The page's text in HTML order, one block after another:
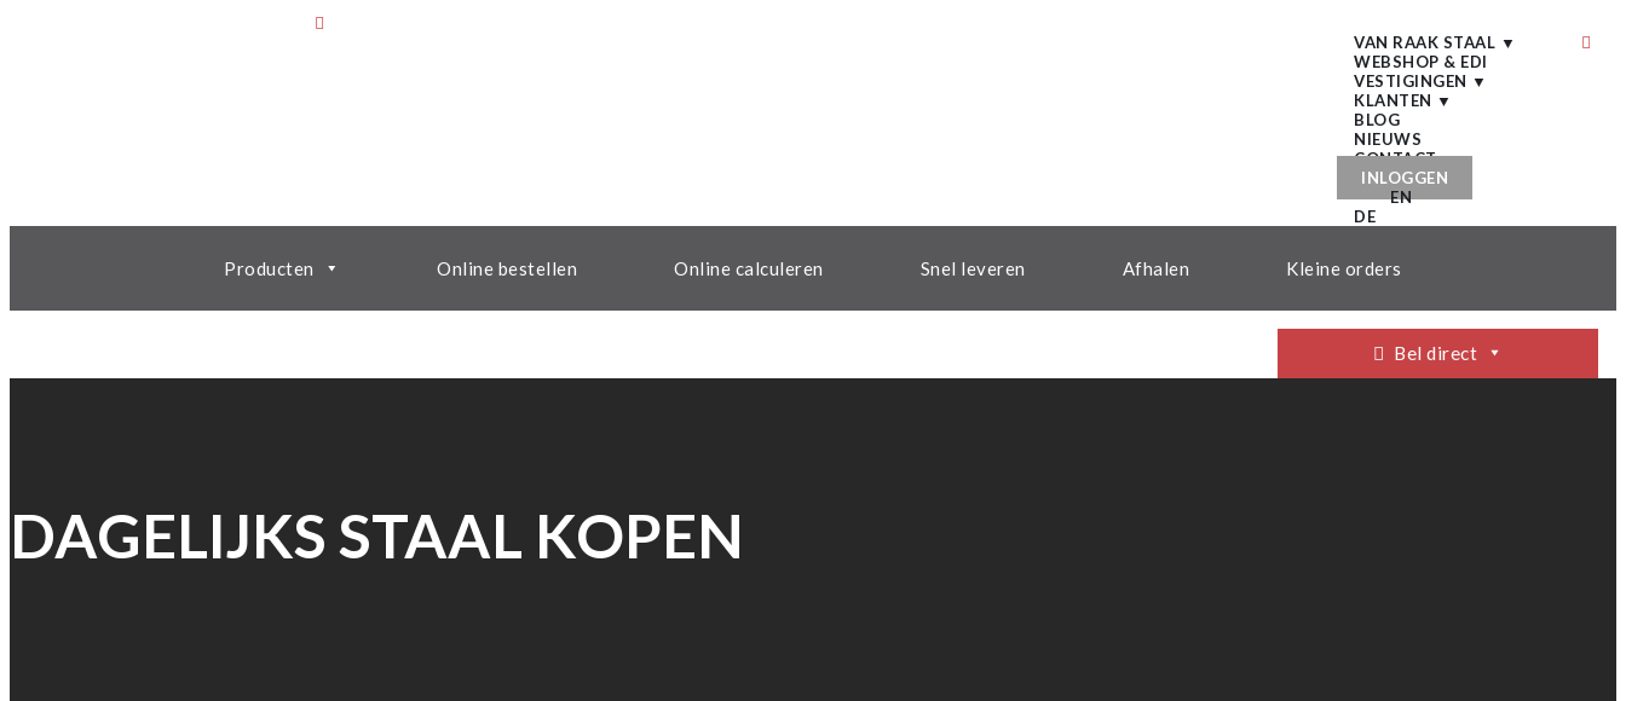
VAN RAAK STAAL ▼
WEBSHOP & EDI
VESTIGINGEN ▼
KLANTEN ▼
BLOG
NIEUWS
CONTACT
INLOGGEN
EN
DE
Producten Online bestellen Online calculeren Snel leveren Afhalen Kleine orders
Bel direct
DAGELIJKS STAAL KOPEN